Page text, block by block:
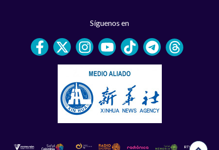
Síguenos en